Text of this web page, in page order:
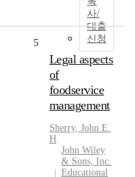
사/
대출
신청
5
Legal aspects
of
foodservice
management
Sherry, John E.
H
John Wiley
& Sons, Inc.
Educational